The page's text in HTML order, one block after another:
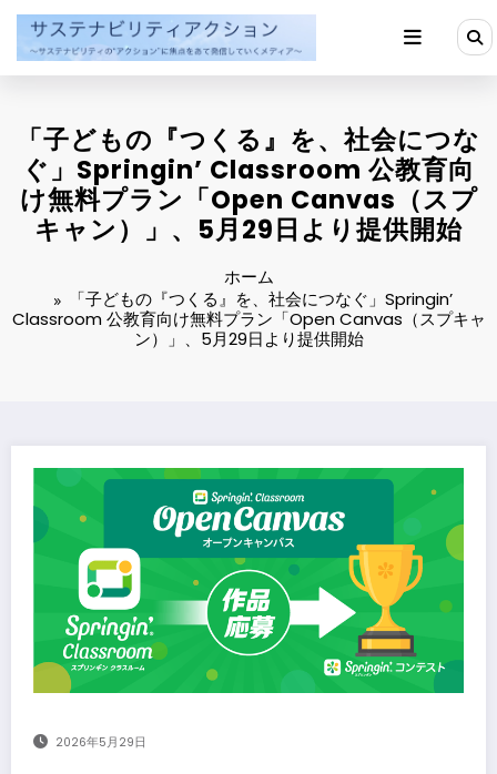
ン
「子どもの『つくる』を、社会につな
ぐ」Springin’ Classroom 公教育向
け無料プラン「Open Canvas（スプ
キャン）」、5月29日より提供開始
ホーム
「子どもの『つくる』を、社会につなぐ」Springin’
Classroom 公教育向け無料プラン「Open Canvas（スプキャ
ン）」、5月29日より提供開始
2026年5月29日